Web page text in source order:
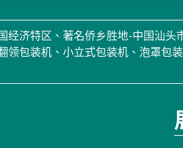
经济特区、著名侨乡胜地-中国汕
领包装机、小立式包装机、泡罩包